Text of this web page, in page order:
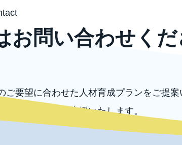
問い合わせくだ
要望に合わせた人材育成プランをご提案
ーションもご支援いたします。
い合わせください。